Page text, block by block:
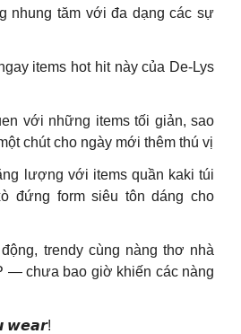
nhung tăm với đa dạng các sự
items hot hit này của De-Lys
với những items tối giản, sao
chút cho ngày mới thêm thú vị
lượng với items quần kaki túi
đứng form siêu tôn dáng cho
trendy cùng nàng thơ nhà
— chưa bao giờ khiến các nàng
𝙬𝙚𝙖𝙧!